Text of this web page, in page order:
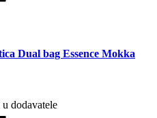
Dual bag Essence Mokka
u dodavatele